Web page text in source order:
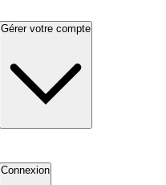
Gérer votre compte
Connexion